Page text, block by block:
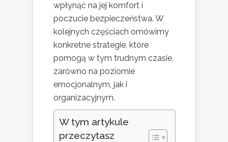
wpłynąć na jej komfort i
poczucie bezpieczeństwa. W
kolejnych częściach omówimy
konkretne strategie, które
pomogą w tym trudnym czasie,
zarówno na poziomie
emocjonalnym, jak i
organizacyjnym.
W tym artykule
przeczytasz